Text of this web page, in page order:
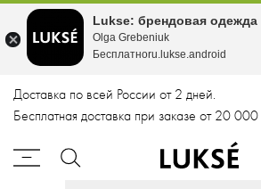
Доставка по всей России от 2 дней.
Бесплатная доставка при заказе от 20 000
Lukse: брендовая одежда
Olga Grebeniuk
Бесплатноru.lukse.android